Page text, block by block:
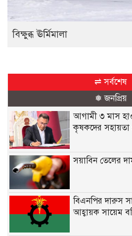
বিক্ষুব্ধ ঊর্মিমালা
⇌ সর্বশেষ
❅ জনপ্রিয়
আগামী ৩ মাস
কৃষকদের সহায়তা
সয়াবিন তেলের
বিএনপির দারুস
আহ্বায়ক সায়েম